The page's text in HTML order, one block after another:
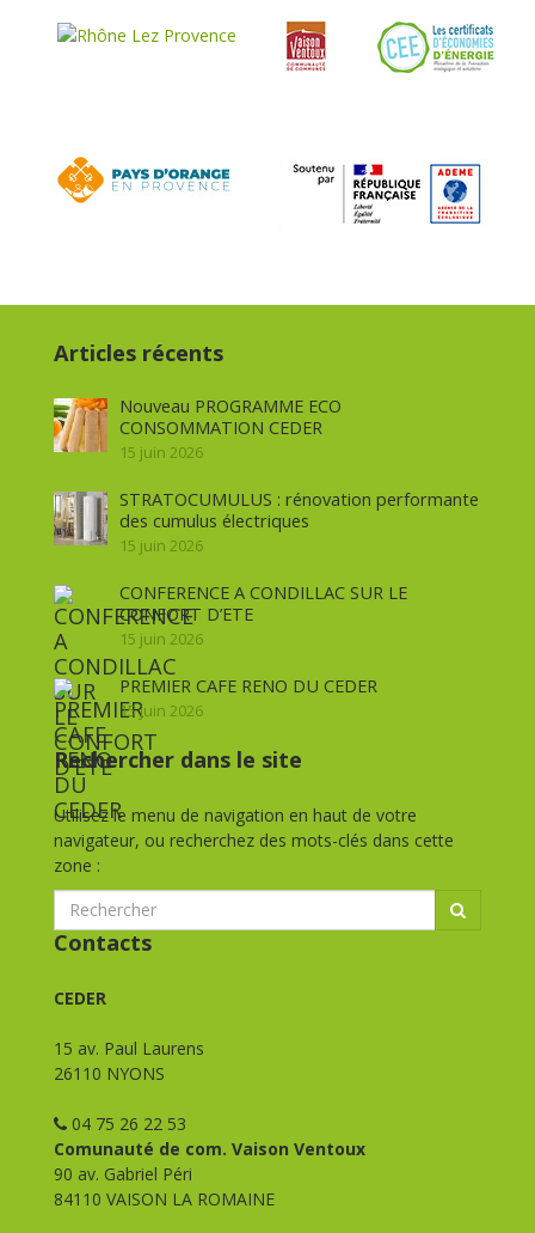
Articles récents
Nouveau PROGRAMME ECO
CONSOMMATION CEDER
15 juin 2026
STRATOCUMULUS : rénovation performante
des cumulus électriques
15 juin 2026
CONFERENCE A CONDILLAC SUR LE
CONFORT D’ETE
15 juin 2026
PREMIER CAFE RENO DU CEDER
15 juin 2026
Rechercher dans le site
Utilisez le menu de navigation en haut de votre
navigateur, ou recherchez des mots-clés dans cette
zone :
Contacts
CEDER
15 av. Paul Laurens
26110 NYONS
04 75 26 22 53
Comunauté de com. Vaison Ventoux
90 av. Gabriel Péri
84110 VAISON LA ROMAINE